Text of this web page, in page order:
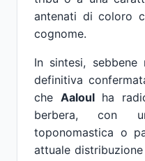
antenati di coloro
cognome.
In sintesi, sebbene
definitiva
che Aaloulha
berbera, con
toponomastica o
attuale